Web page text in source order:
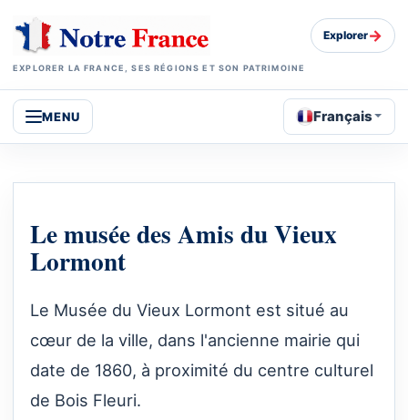
EXPLORER LA FRANCE, SES RÉGIONS ET SON PATRIMOINE
Explorer→
MENU Français
Le musée des Amis du Vieux
Lormont
Le Musée du Vieux Lormont est situé au
cœur de la ville, dans l'ancienne mairie qui
date de 1860, à proximité du centre culturel
de Bois Fleuri.